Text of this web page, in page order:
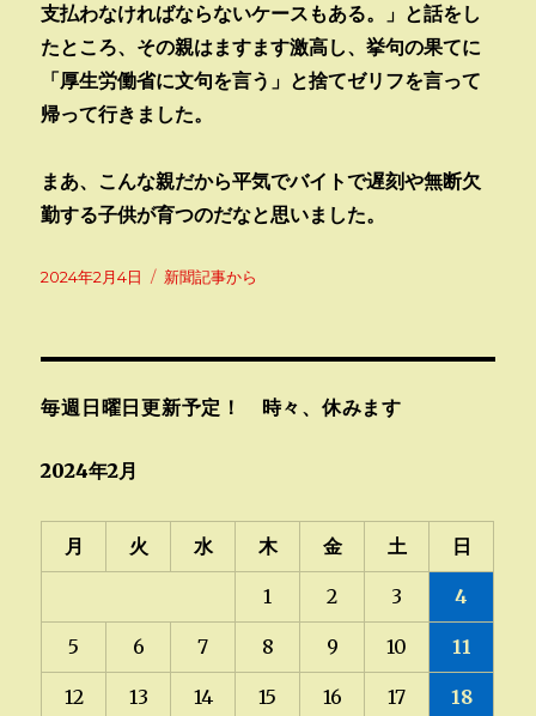
支払わなければならないケースもある。」と話をし
たところ、その親はますます激高し、挙句の果てに
「厚生労働省に文句を言う」と捨てゼリフを言って
帰って行きました。
まあ、こんな親だから平気でバイトで遅刻や無断欠
勤する子供が育つのだなと思いました。
投
2024年2月4日
カ
新聞記事から
毎週日曜日更新予定！ 時々、休みます
2024年2月
月 火 水 木 金 土 日
1 2 3 4
5 6 7 8 9 10 11
12 13 14 15 16 17 18